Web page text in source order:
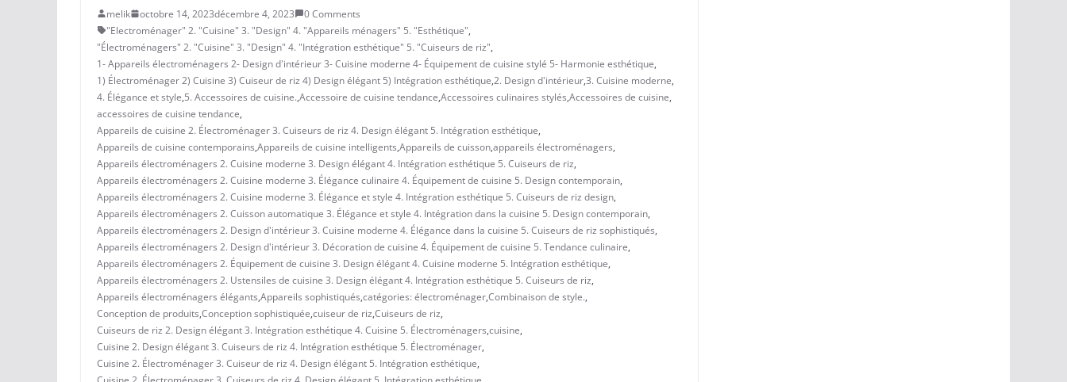
melik octobre 14, 2023décembre 4, 2023
0 Comments
"Electroménager" 2. "Cuisine" 3. "Design" 4. "Appareils ménagers" 5. "Esthétique",
"Électroménagers" 2. "Cuisine" 3. "Design" 4. "Intégration esthétique" 5. "Cuiseurs de riz",
1- Appareils électroménagers 2- Design d'intérieur 3- Cuisine moderne 4- Équipement de cuisine stylé 5- Harmonie esthétique,
1) Électroménager 2) Cuisine 3) Cuiseur de riz 4) Design élégant 5) Intégration esthétique,2. Design d'intérieur,3. Cuisine moderne,
4. Élégance et style,5. Accessoires de cuisine.,Accessoire de cuisine tendance,Accessoires culinaires stylés,Accessoires de cuisine,
accessoires de cuisine tendance,
Appareils de cuisine 2. Électroménager 3. Cuiseurs de riz 4. Design élégant 5. Intégration esthétique,
Appareils de cuisine contemporains,Appareils de cuisine intelligents,Appareils de cuisson,appareils électroménagers,
Appareils électroménagers 2. Cuisine moderne 3. Design élégant 4. Intégration esthétique 5. Cuiseurs de riz,
Appareils électroménagers 2. Cuisine moderne 3. Élégance culinaire 4. Équipement de cuisine 5. Design contemporain,
Appareils électroménagers 2. Cuisine moderne 3. Élégance et style 4. Intégration esthétique 5. Cuiseurs de riz design,
Appareils électroménagers 2. Cuisson automatique 3. Élégance et style 4. Intégration dans la cuisine 5. Design contemporain,
Appareils électroménagers 2. Design d'intérieur 3. Cuisine moderne 4. Élégance dans la cuisine 5. Cuiseurs de riz sophistiqués,
Appareils électroménagers 2. Design d'intérieur 3. Décoration de cuisine 4. Équipement de cuisine 5. Tendance culinaire,
Appareils électroménagers 2. Équipement de cuisine 3. Design élégant 4. Cuisine moderne 5. Intégration esthétique,
Appareils électroménagers 2. Ustensiles de cuisine 3. Design élégant 4. Intégration esthétique 5. Cuiseurs de riz,
Appareils électroménagers élégants,Appareils sophistiqués,catégories: électroménager,Combinaison de style.,
Conception de produits,Conception sophistiquée,cuiseur de riz,Cuiseurs de riz,
Cuiseurs de riz 2. Design élégant 3. Intégration esthétique 4. Cuisine 5. Électroménagers,cuisine,
Cuisine 2. Design élégant 3. Cuiseurs de riz 4. Intégration esthétique 5. Électroménager,
Cuisine 2. Électroménager 3. Cuiseur de riz 4. Design élégant 5. Intégration esthétique,